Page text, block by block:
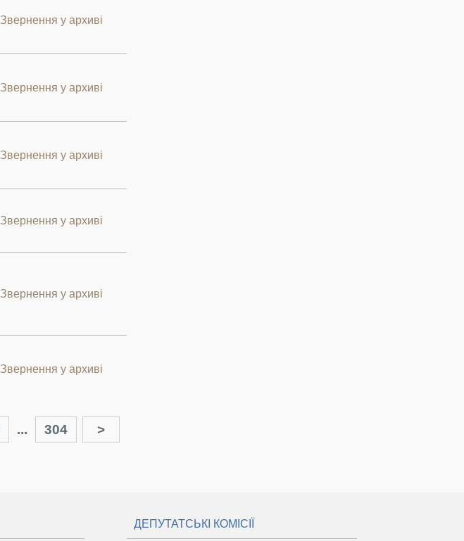
Звернення у архиві
Звернення у архиві
Звернення у архиві
Звернення у архиві
Звернення у архиві
Звернення у архиві
... 304 >
ДЕПУТАТСЬКІ КОМІСІЇ